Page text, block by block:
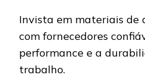
Invista em materiais de
com fornecedores
performance e a
trabalho.